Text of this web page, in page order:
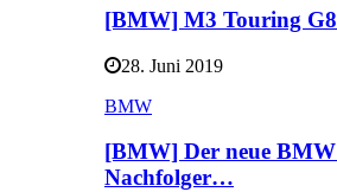
[BMW] M3 Touring
28. Juni 2019
BMW
[BMW] Der neue
Nachfolger…